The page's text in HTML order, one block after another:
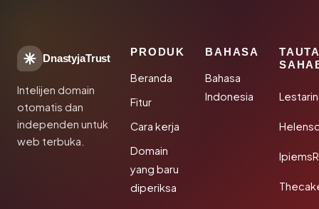
DnastyjaTrust
Intelijen domain
otomatis dan
independen untuk
web terbuka.
PRODUK
Beranda
Fitur
Cara kerja
Domain
yang baru
diperiksa
BAHASA
Bahasa
Indonesia